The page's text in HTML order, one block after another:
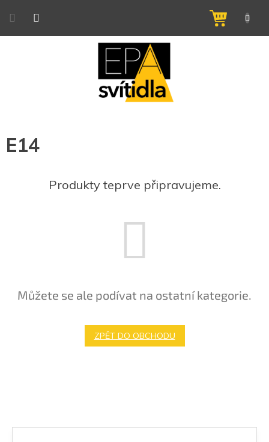
NÁKUPNÍ
KOŠÍK
E14
Produkty teprve připravujeme.
Můžete se ale podívat na ostatní kategorie.
ZPĚT DO OBCHODU